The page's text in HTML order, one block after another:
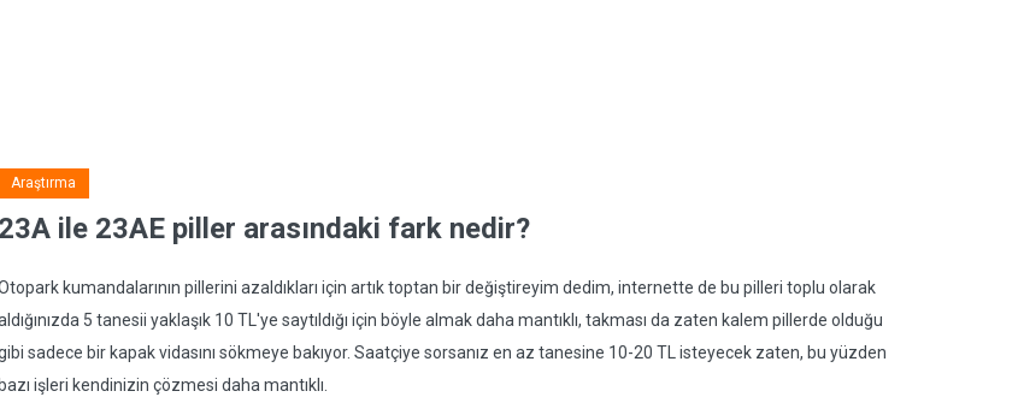
Araştırma
23A ile 23AE piller arasındaki fark nedir?
kumandalarının pillerini azaldıkları için artık toptan bir değiştireyim dedim, internette de bu pilleri toplu olarak
5 tanesii yaklaşık 10 TL'ye saytıldığı için böyle almak daha mantıklı, takması da zaten kalem pillerde olduğu
sadece bir kapak vidasını sökmeye bakıyor. Saatçiye sorsanız en az tanesine 10-20 TL isteyecek zaten, bu yüzden
bazı işleri kendinizin çözmesi daha mantıklı.